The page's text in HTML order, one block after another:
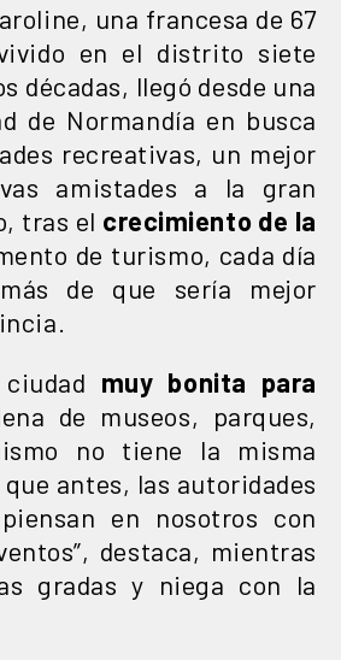
una francesa de 67
en el distrito siete
décadas, llegó desde una
de Normandía en busca
recreativas, un mejor
amistades a la gran
tras el crecimiento de la
de turismo, cada día
de que sería mejor
muy bonita para
de museos, parques,
no tiene la misma
antes, las autoridades
en nosotros con
destaca, mientras
gradas y niega con la